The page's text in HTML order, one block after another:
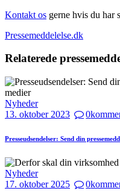
Kontakt os gerne hvis du har
Pressemeddelelse.dk
Relaterede
Nyheder
13. oktober 2023
0
Presseudsendelser: Send din
Nyheder
17. oktober 2025
0